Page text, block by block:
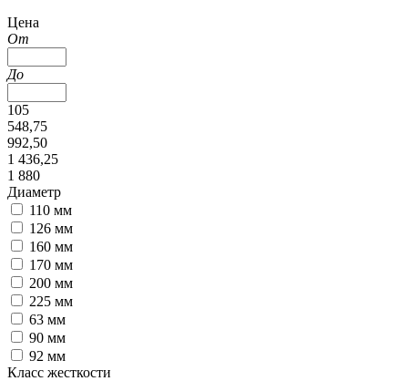
Цена
От
До
105
548,75
992,50
1 436,25
1 880
Диаметр
110 мм
126 мм
160 мм
170 мм
200 мм
225 мм
63 мм
90 мм
92 мм
Класс жесткости